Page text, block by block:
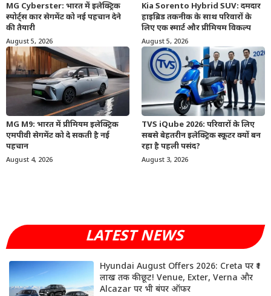
MG Cyberster: भारत में इलेक्ट्रिक
स्पोर्ट्स कार सेगमेंट को नई पहचान देने
की तैयारी
August 5, 2026
Kia Sorento Hybrid SUV: दमदार
हाइब्रिड तकनीक के साथ परिवारों के
लिए एक स्मार्ट और प्रीमियम विकल्प
August 5, 2026
MG M9: भारत में प्रीमियम इलेक्ट्रिक
एमपीवी सेगमेंट को दे सकती है नई
पहचान
August 4, 2026
TVS iQube 2026: परिवारों के लिए
सबसे बेहतरीन इलेक्ट्रिक स्कूटर क्यों बन
रहा है पहली पसंद?
August 3, 2026
LATEST NEWS
Hyundai August Offers 2026: Creta पर ₹1
लाख तक की छूट! Venue, Exter, Verna और
Alcazar पर भी बंपर ऑफर